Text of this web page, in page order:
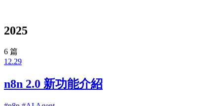
2025
6 篇
12.29
n8n 2.0 新功能介紹